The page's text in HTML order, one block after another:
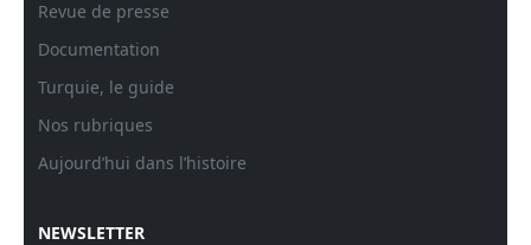
Revue de presse
Documentation
Turquie, le guide
Nos rubriques
Aujourd’hui dans l’histoire
NEWSLETTER